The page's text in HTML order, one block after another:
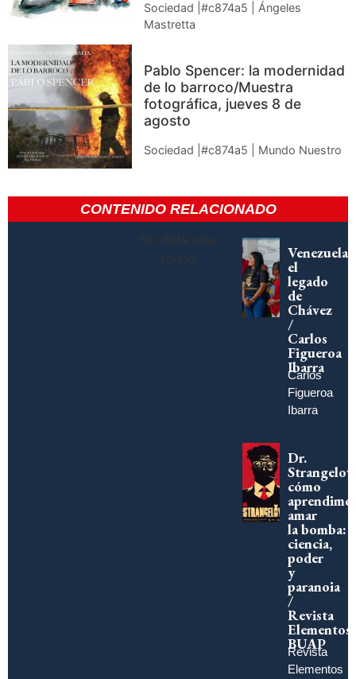
Sociedad |#c874a5 | Ángeles
Mastretta
Pablo Spencer: la modernidad
de lo barroco/Muestra
fotográfica, jueves 8 de
agosto
Sociedad |#c874a5 | Mundo Nuestro
CONTENIDO RELACIONADO
No data was
found
Venezuela,
el
legado
de
Chávez
/
Carlos
Figueroa
Ibarra
Carlos
Figueroa
Ibarra
Dr.
cómo
amar
la bomba:
ciencia,
poder
y
paranoia
/
Revista
Elementos
BUAP
Revista
Elementos